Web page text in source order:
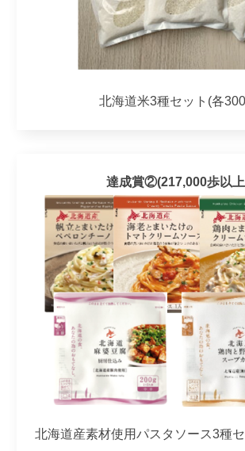
北海道米3種セット(各
達成賞②(217,000歩以
北海道産素材使用パスタソース3種